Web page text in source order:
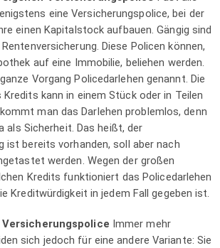
eine Versicherungspolice, bei der
einen Kapitalstock aufbauen. Gängig sind
Diese Policen können,
auf eine Immobilie, beliehen werden.
Vorgang Policedarlehen genannt. Die
Kredits kann in einem Stück oder in Teilen
man das Darlehen problemlos, denn
als Sicherheit. Das heißt, der
ist bereits vorhanden, soll aber nach
werden. Wegen der großen
Kredits funktioniert das Policedarlehen
Kreditwürdigkeit in jedem Fall gegeben ist.
Immer mehr
sich jedoch für eine andere Variante: Sie